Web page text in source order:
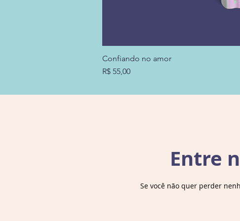
Confiando no amor
Preço
R$ 55,00
Entre
Se você não quer perder